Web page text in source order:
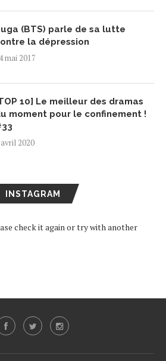
(BTS) parle de sa lutte
la dépression
mai 2017
10] Le meilleur des dramas
moment pour le confinement !
2020
INSTAGRAM
check it again or try with another